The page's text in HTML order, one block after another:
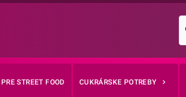
STREET FOOD CUKRÁRSKE POTREBY